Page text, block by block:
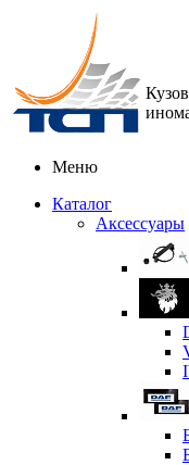
Меню
Каталог
Аксессуары